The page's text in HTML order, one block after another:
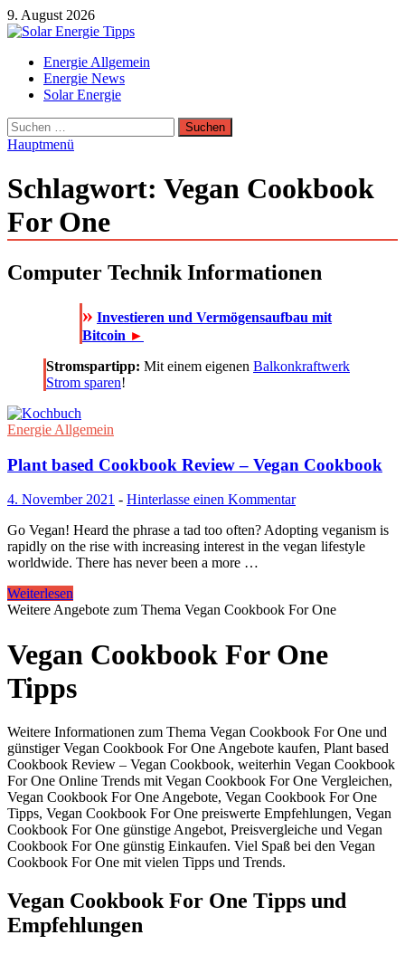
Zum
Inhalt
9. August 2026
Solar Energie Tipps
Solar Energie und Photovoltaik Informationen und Tipps
Energie Allgemein
Energie News
Solar Energie
Suchen
nach:
Hauptmenü
Schlagwort: Vegan Cookbook
For One
Computer Technik Informationen
» Investieren und Vermögensaufbau mit
Bitcoin ►
Stromspartipp: Mit einem eigenen Balkonkraftwerk
Strom sparen!
Energie Allgemein
Plant based Cookbook Review – Vegan Cookbook
4. November 2021 - Hinterlasse einen Kommentar
Go Vegan! Heard the phrase a tad too often? Adopting veganism is
rapidly on the rise with increasing interest in the vegan lifestyle
worldwide. There has never been a more …
Weiterlesen
Weitere Angebote zum Thema Vegan Cookbook For One
Vegan Cookbook For One
Tipps
Weitere Informationen zum Thema Vegan Cookbook For One und
günstiger Vegan Cookbook For One Angebote kaufen, Plant based
Cookbook Review – Vegan Cookbook, weiterhin Vegan Cookbook
For One Online Trends mit Vegan Cookbook For One Vergleichen,
Vegan Cookbook For One Angebote, Vegan Cookbook For One
Tipps, Vegan Cookbook For One preiswerte Empfehlungen, Vegan
Cookbook For One günstige Angebot, Preisvergleiche und Vegan
Cookbook For One günstig Einkaufen. Viel Spaß bei den Vegan
Cookbook For One mit vielen Tipps und Trends.
Vegan Cookbook For One Tipps und
Empfehlungen